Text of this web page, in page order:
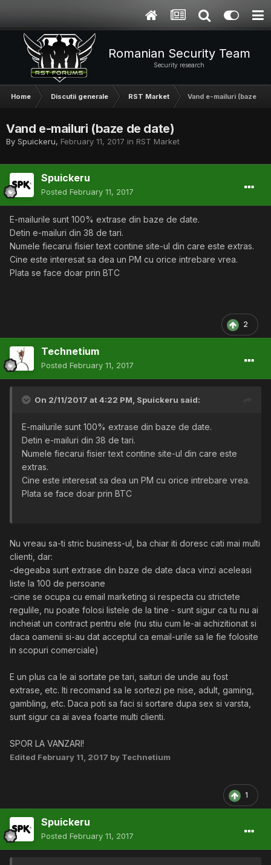
Romanian Security Team
Security research
Home Discutii generale RST Market Vand e-mailuri (baze de
Vand e-mailuri (baze de date)
By Spuickeru, February 11, 2017 in RST Market
Spuickeru
Posted February 11, 2017
E-mailurile sunt 100% extrase din baze de date.
Detin e-mailuri din 38 de tari.
Numele fiecarui fisier text contine site-ul din care este extras.
Cine este interesat sa dea un PM cu orice intrebare vrea.
Plata se face doar prin BTC
2
Technetium
Posted February 11, 2017
On 2/11/2017 at 4:22 PM, Spuickeru said:
E-mailurile sunt 100% extrase din baze de date.
Detin e-mailuri din 38 de tari.
Numele fiecarui fisier text contine site-ul din care este
extras.
Cine este interesat sa dea un PM cu orice intrebare vrea.
Plata se face doar prin BTC
Nu vreau sa-ti stric business-ul, ba chiar iti doresc cati mai multi
clienti, dar:
-degeaba sunt extrase din baze de date daca vinzi aceleasi
liste la 100 de persoane
-cine se ocupa cu email marketing si respecta cu strictete
regulile, nu poate folosi listele de la tine - sunt sigur ca tu nu ai
incheiat un contract pentru ele (nu stiu cum le-ai achizitionat si
daca oamenii si-au dat acceptul ca email-urile sa le fie folosite
in scopuri comerciale)
E un plus ca le ai sortate pe tari, saituri de unde au fost
extrase, etc. Iti recomand sa le sortezi pe nise, adult, gaming,
gambling, etc. Daca poti sa faci si sortare dupa sex si varsta,
sunt sigur ca ai avea foarte multi clienti.
SPOR LA VANZARI!
Edited February 11, 2017 by Technetium
1
Spuickeru
Posted February 11, 2017